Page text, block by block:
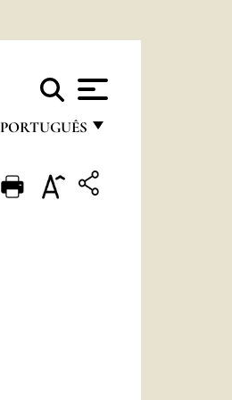
PORTUGUÊS
ENGLISH